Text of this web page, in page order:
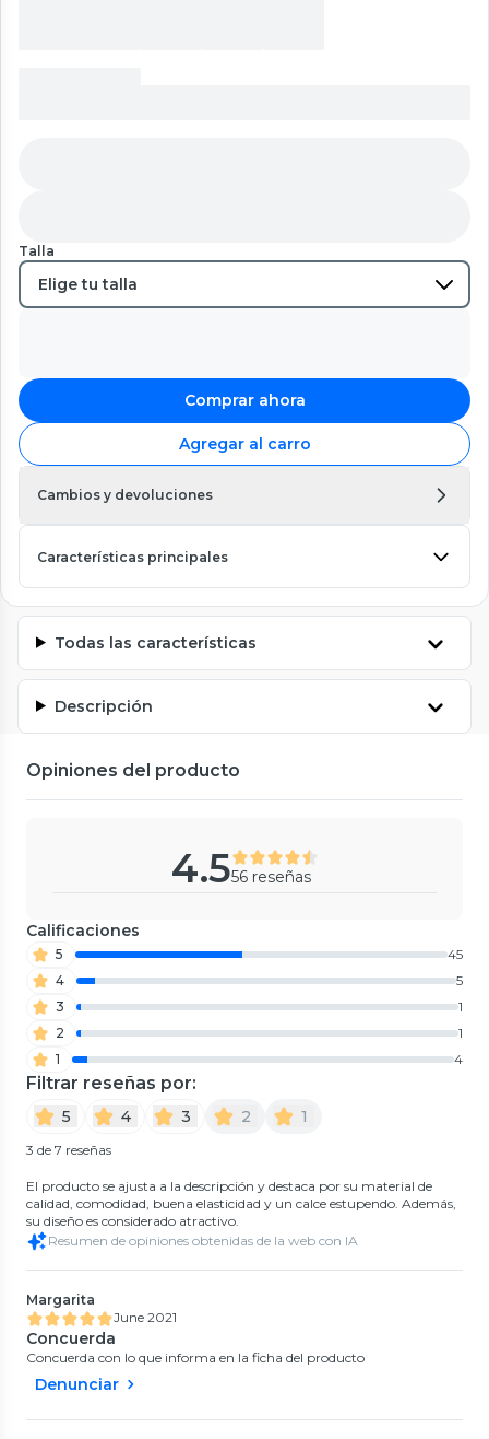
Talla
Comprar ahora
Agregar al carro
Cambios y devoluciones
Características principales
Todas las características
Descripción
Opiniones del producto
4.556 reseñas
Calificaciones
5
45
4
5
3
1
2
1
1
4
Filtrar reseñas por:
5 4 3 2 1
3 de 7 reseñas
El producto se ajusta a la descripción y destaca por su material de
calidad, comodidad, buena elasticidad y un calce estupendo. Además,
su diseño es considerado atractivo.
Resumen de opiniones obtenidas de la web con IA
Margarita
June 2021
Concuerda
Concuerda con lo que informa en la ficha del producto
Denunciar